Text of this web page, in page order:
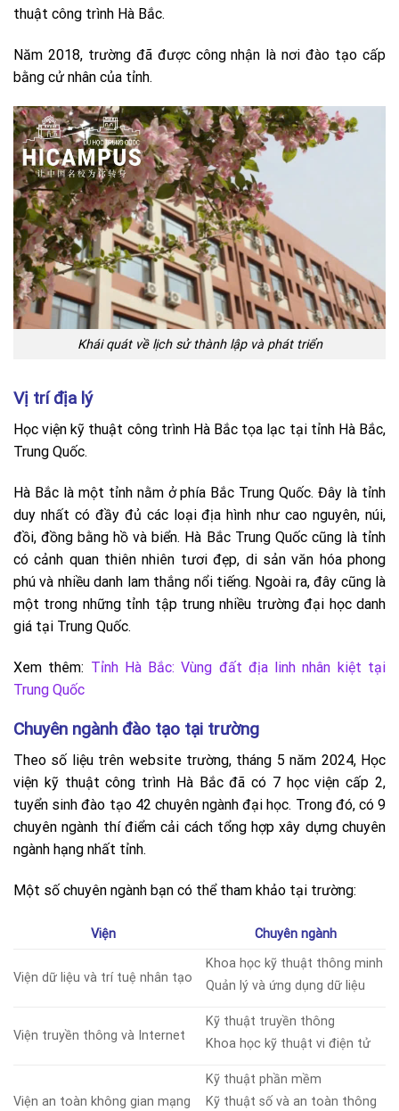
thuật công trình Hà Bắc.
Năm 2018, trường đã được công nhận là nơi đào tạo cấp
bằng cử nhân của tỉnh.
Khái quát về lịch sử thành lập và phát triển
Vị trí địa lý
Học viện kỹ thuật công trình Hà Bắc tọa lạc tại tỉnh Hà Bắc,
Trung Quốc.
Hà Bắc là một tỉnh nằm ở phía Bắc Trung Quốc. Đây là tỉnh
duy nhất có đầy đủ các loại địa hình như cao nguyên, núi,
đồi, đồng bằng hồ và biển. Hà Bắc Trung Quốc cũng là tỉnh
có cảnh quan thiên nhiên tươi đẹp, di sản văn hóa phong
phú và nhiều danh lam thắng nổi tiếng. Ngoài ra, đây cũng là
một trong những tỉnh tập trung nhiều trường đại học danh
giá tại Trung Quốc.
Xem thêm: Tỉnh Hà Bắc: Vùng đất địa linh nhân kiệt tại
Trung Quốc
Chuyên ngành đào tạo tại trường
Theo số liệu trên website trường, tháng 5 năm 2024, Học
viện kỹ thuật công trình Hà Bắc đã có 7 học viện cấp 2,
tuyển sinh đào tạo 42 chuyên ngành đại học. Trong đó, có 9
chuyên ngành thí điểm cải cách tổng hợp xây dựng chuyên
ngành hạng nhất tỉnh.
Một số chuyên ngành bạn có thể tham khảo tại trường:
Viện Chuyên ngành
Viện dữ liệu và trí tuệ nhân tạo
Khoa học kỹ thuật thông minh
Quản lý và ứng dụng dữ liệu
Viện truyền thông và Internet
Kỹ thuật truyền thông
Khoa học kỹ thuật vi điện tử
Viện an toàn không gian mạng
Kỹ thuật phần mềm
Kỹ thuật số và an toàn thông